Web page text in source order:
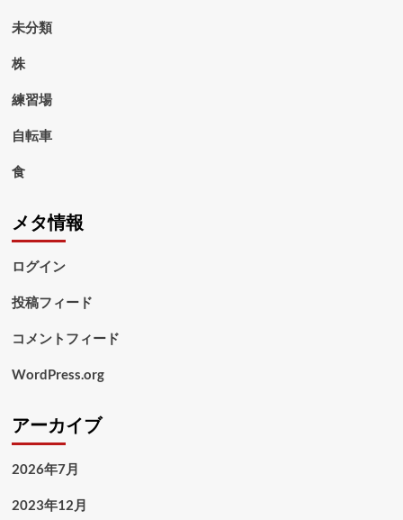
未分類
株
練習場
自転車
食
メタ情報
ログイン
投稿フィード
コメントフィード
WordPress.org
アーカイブ
2026年7月
2023年12月